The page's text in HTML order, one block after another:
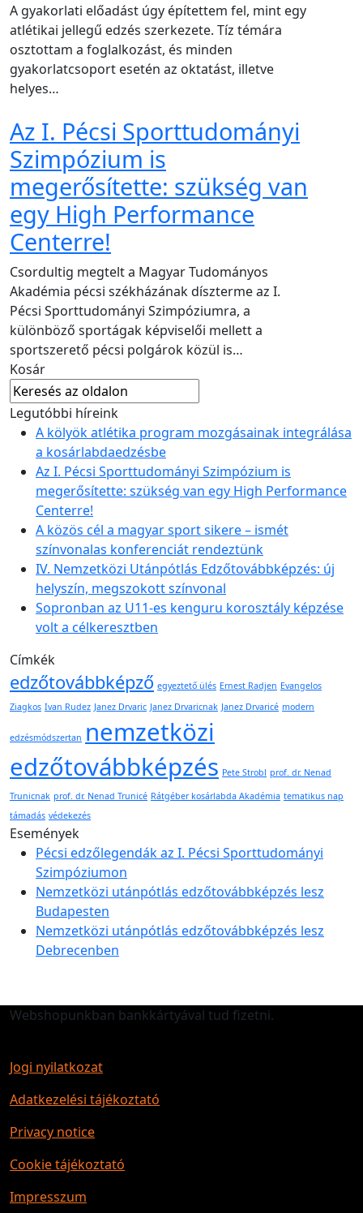
A gyakorlati előadást úgy építettem fel, mint egy
atlétikai jellegű edzés szerkezete. Tíz témára
osztottam a foglalkozást, és minden
gyakorlatcsoport esetén az oktatást, illetve
helyes…
Az I. Pécsi Sporttudományi
Szimpózium is
megerősítette: szükség van
egy High Performance
Centerre!
Csordultig megtelt a Magyar Tudományos
Akadémia pécsi székházának díszterme az I.
Pécsi Sporttudományi Szimpóziumra, a
különböző sportágak képviselői mellett a
sportszerető pécsi polgárok közül is…
Kosár
Legutóbbi híreink
A kölyök atlétika program mozgásainak integrálása
a kosárlabdaedzésbe
Az I. Pécsi Sporttudományi Szimpózium is
megerősítette: szükség van egy High Performance
Centerre!
A közös cél a magyar sport sikere – ismét
színvonalas konferenciát rendeztünk
IV. Nemzetközi Utánpótlás Edzőtovábbképzés: új
helyszín, megszokott színvonal
Sopronban az U11-es kenguru korosztály képzése
volt a célkeresztben
Címkék
edzőtovábbképző egyeztető ülés Ernest Radjen Evangelos
Ziagkos Ivan Rudez Janez Drvaric Janez Drvaricnak Janez Drvaricé modern
edzésmódszertan nemzetközi
edzőtovábbképzés Pete Strobl prof. dr. Nenad
Trunicnak prof. dr. Nenad Trunicé Rátgéber kosárlabda Akadémia tematikus nap
támadás védekezés
Események
Pécsi edzőlegendák az I. Pécsi Sporttudományi
Szimpóziumon
Nemzetközi utánpótlás edzőtovábbképzés lesz
Budapesten
Nemzetközi utánpótlás edzőtovábbképzés lesz
Debrecenben
Webshopunkban bankkártyával tud fizetni.
Jogi nyilatkozat
Adatkezelési tájékoztató
Privacy notice
Cookie tájékoztató
Impresszum